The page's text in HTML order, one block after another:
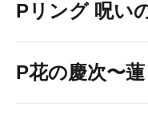
Pリング 呪い
P花の慶次〜